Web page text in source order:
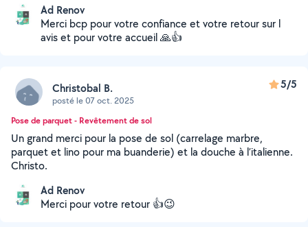
Ad Renov
Merci bcp pour votre confiance et votre retour sur l
avis et pour votre accueil 🙏👍
Christobal B.
posté le 07 oct. 2025
5/5
Pose de parquet - Revêtement de sol
Un grand merci pour la pose de sol (carrelage marbre,
parquet et lino pour ma buanderie) et la douche à l’italienne.
Christo.
Ad Renov
Merci pour votre retour 👍😉